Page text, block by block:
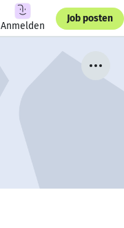
Anmelden
Job posten